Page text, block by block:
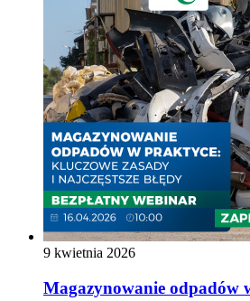
9 kwietnia 2026
Magazynowanie odpadów